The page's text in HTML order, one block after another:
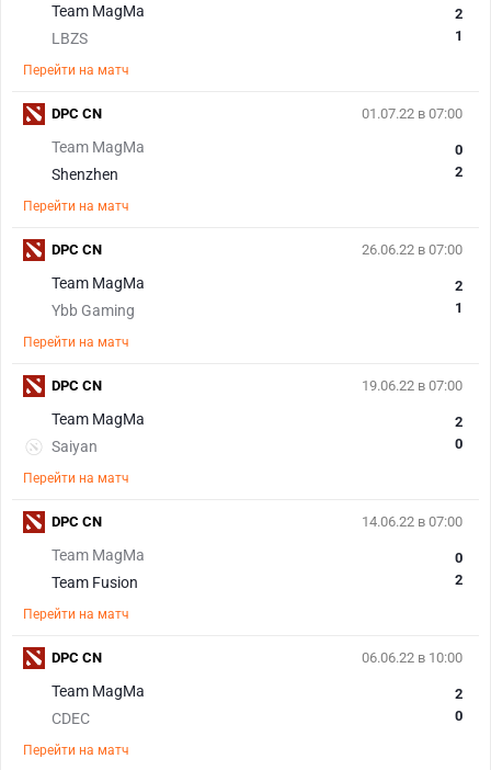
Team MagMa
LBZS
2
1
Перейти на матч
01.07.22 в 07:00
Team MagMa
Shenzhen
0
2
Перейти на матч
DPC CN
26.06.22 в 07:00
Team MagMa
Ybb Gaming
2
1
Перейти на матч
DPC CN
19.06.22 в 07:00
Team MagMa
Saiyan
2
0
Перейти на матч
DPC CN
14.06.22 в 07:00
Team MagMa
Team Fusion
0
2
Перейти на матч
DPC CN
06.06.22 в 10:00
Team MagMa
CDEC
2
0
Перейти на матч
DPC CN